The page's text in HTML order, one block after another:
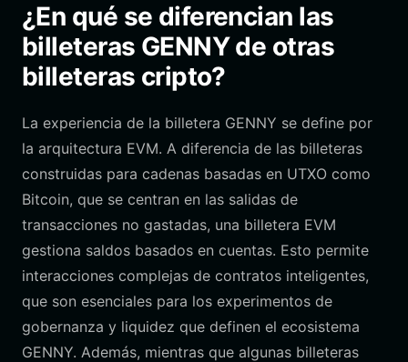
¿En qué se diferencian las
billeteras GENNY de otras
billeteras cripto?
La experiencia de la billetera GENNY se define por
la arquitectura EVM. A diferencia de las billeteras
construidas para cadenas basadas en UTXO como
Bitcoin, que se centran en las salidas de
transacciones no gastadas, una billetera EVM
gestiona saldos basados en cuentas. Esto permite
interacciones complejas de contratos inteligentes,
que son esenciales para los experimentos de
gobernanza y liquidez que definen el ecosistema
GENNY. Además, mientras que algunas billeteras